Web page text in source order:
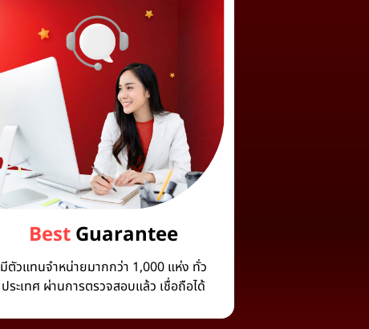
BestGuarantee
มีตัวแทนจำหน่ายมากกว่า 1,000 แห่ง ทั่ว
ประเทศ ผ่านการตรวจสอบแล้ว เชื่อถือได้